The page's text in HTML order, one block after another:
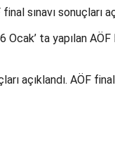
sınavı sonuçları
ta yapılan AÖF
açıklandı. AÖF final